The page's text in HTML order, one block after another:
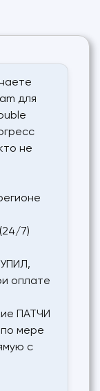
для
не
7)
оплате
ПАТЧИ
по мере
с